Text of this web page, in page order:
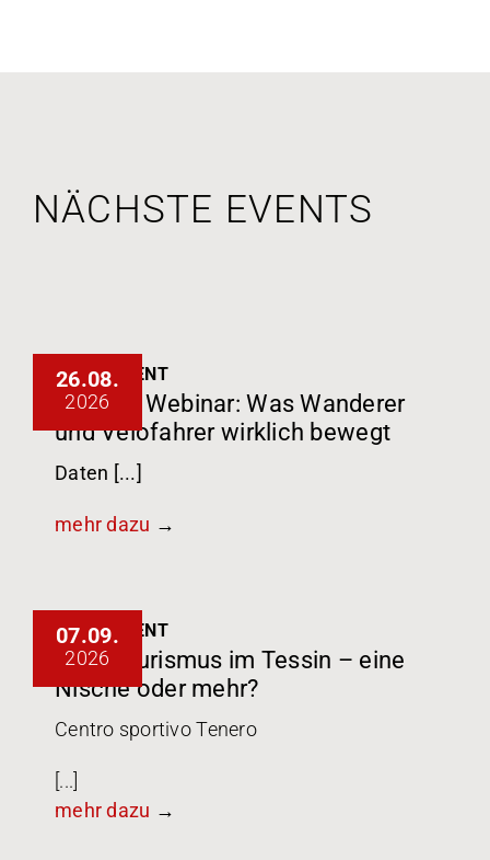
NÄCHSTE EVENTS
VSTM-EVENT
komoot Webinar: Was Wanderer
und Velofahrer wirklich bewegt
Daten [...]
mehr dazu
26.08.
2026
VSTM-EVENT
Sporttourismus im Tessin – eine
Nische oder mehr?
Centro sportivo Tenero
[...]
mehr dazu
07.09.
2026